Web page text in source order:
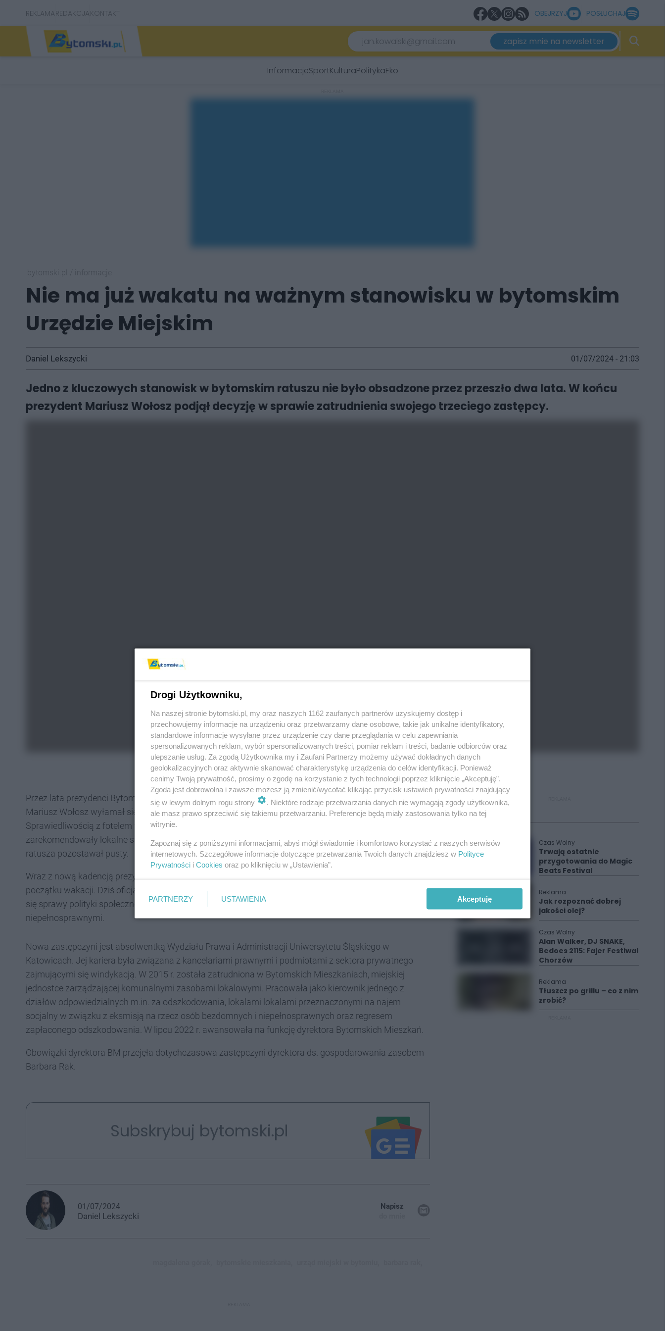
REKLAMAREDAKCJAKONTAKT OBEJRZYJ POSŁUCHAJ
zapisz mnie na newsletter
InformacjeSportKulturaPolitykaEko
Nie ma już wakatu na ważnym stanowisku w bytomskim
Urzędzie Miejskim
Daniel Lekszycki 01/07/2024 - 21:03
Jedno z kluczowych stanowisk w bytomskim ratuszu nie było obsadzone przez przeszło dwa lata. W końcu
prezydent Mariusz Wołosz podjął decyzję w sprawie zatrudnienia swojego trzeciego zastępcy.
REKLAMA
Przez lata prezydenci Bytomia zarządzali miastem z pomocą trójki zastępców, jednak w 2022 roku
Mariusz Wołosz wyłamał się z tej reguły. W 2022 roku, po zerwaniu nieoficjalnej koalicji z Prawem i
Sprawiedliwością z fotelem wiceprezydenta pożegnał się Waldemar Gawron, którego na tę funkcję
zarekomendowały lokalne struktury partii. Od tego momentu jeden z gabinetów na pierwszym piętrze
ratusza pozostawał pusty.
Wraz z nową kadencją prezydent zapowiedział, że stanowisko po Gawronie zostanie obsadzone na
początku wakacji. Dziś oficjalnie poinformowano, iż powierzono je Magdalenie Górak. W jej pionie znajdą
się sprawy polityki społecznej, lokalowe, ochrona zabytków, a także współpraca z osobami
niepełnosprawnymi.
Nowa zastępczyni jest absolwentką Wydziału Prawa i Administracji Uniwersytetu Śląskiego w
Katowicach. Jej kariera była związana z kancelariami prawnymi i podmiotami z sektora prywatnego
zajmującymi się windykacją. W 2015 r. została zatrudniona w Bytomskich Mieszkaniach, miejskiej
jednostce zarządzającej komunalnymi zasobami lokalowymi. Pracowała jako kierownik jednego z
działów odpowiedzialnych m.in. za odszkodowania, lokalami lokalami przeznaczonymi na najem
socjalny w związku z eksmisją na rzecz osób bezdomnych i niepełnosprawnych oraz regresem
zapłaconego odszkodowania. W lipcu 2022 r. awansowała na funkcję dyrektora Bytomskich Mieszkań.
Obowiązki dyrektora BM przejęła dotychczasowa zastępczyni dyrektora ds. gospodarowania zasobem
Barbara Rak.
Subskrybuj bytomski.pl
01/07/2024
Daniel Lekszycki
Napisz
Czas Wolny
Trwają ostatnie
przygotowania do Magic
Beats Festival
Reklama
Jak rozpoznać dobrej
jakości olej?
Czas Wolny
Alan Walker, DJ SNAKE,
Bedoes 2115: Fajer Festiwal
Chorzów
Reklama
Tłuszcz po grillu – co z nim
zrobić?
Drogi Użytkowniku,
Na naszej stronie bytomski.pl, my oraz naszych 1162 zaufanych partnerów uzyskujemy dostęp i
przechowujemy informacje na urządzeniu oraz przetwarzamy dane osobowe, takie jak unikalne identyfikatory,
standardowe informacje wysyłane przez urządzenie czy dane przeglądania w celu zapewniania
spersonalizowanych reklam, wybór spersonalizowanych treści, pomiar reklam i treści, badanie odbiorców oraz
ulepszanie usług. Za zgodą Użytkownika my i Zaufani Partnerzy możemy używać dokładnych danych
geolokalizacyjnych oraz aktywnie skanować charakterystykę urządzenia do celów identyfikacji. Ponieważ
cenimy Twoją prywatność, prosimy o zgodę na korzystanie z tych technologii poprzez kliknięcie „Akceptuję”.
Zgoda jest dobrowolna i zawsze możesz ją zmienić/wycofać klikając przycisk ustawień prywatności znajdujący
się w lewym dolnym rogu strony
. Niektóre rodzaje przetwarzania danych nie wymagają zgody użytkownika,
ale masz prawo sprzeciwić się takiemu przetwarzaniu. Preferencje będą miały zastosowania tylko na tej
witrynie.
Zapoznaj się z poniższymi informacjami, abyś mógł świadomie i komfortowo korzystać z naszych serwisów
internetowych. Szczegółowe informacje dotyczące przetwarzania Twoich danych znajdziesz w Polityce
Prywatności i Cookies oraz po kliknięciu w „Ustawienia”.
PARTNERZY USTAWIENIA Akceptuję